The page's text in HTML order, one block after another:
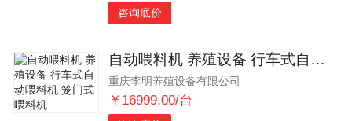
咨询底价
自动喂料机 养殖设备 行车式自动喂料机 笼门式喂料机
重庆李明养殖设备有限公司
￥16999.00/台